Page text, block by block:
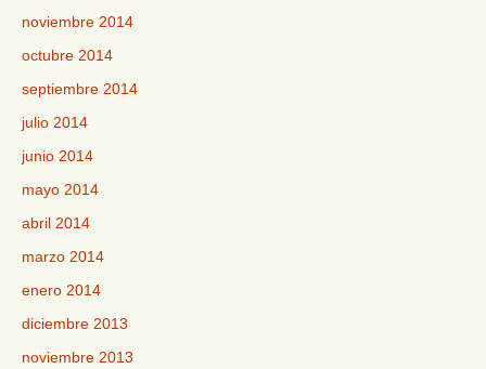
noviembre 2014
octubre 2014
septiembre 2014
julio 2014
junio 2014
mayo 2014
abril 2014
marzo 2014
enero 2014
diciembre 2013
noviembre 2013